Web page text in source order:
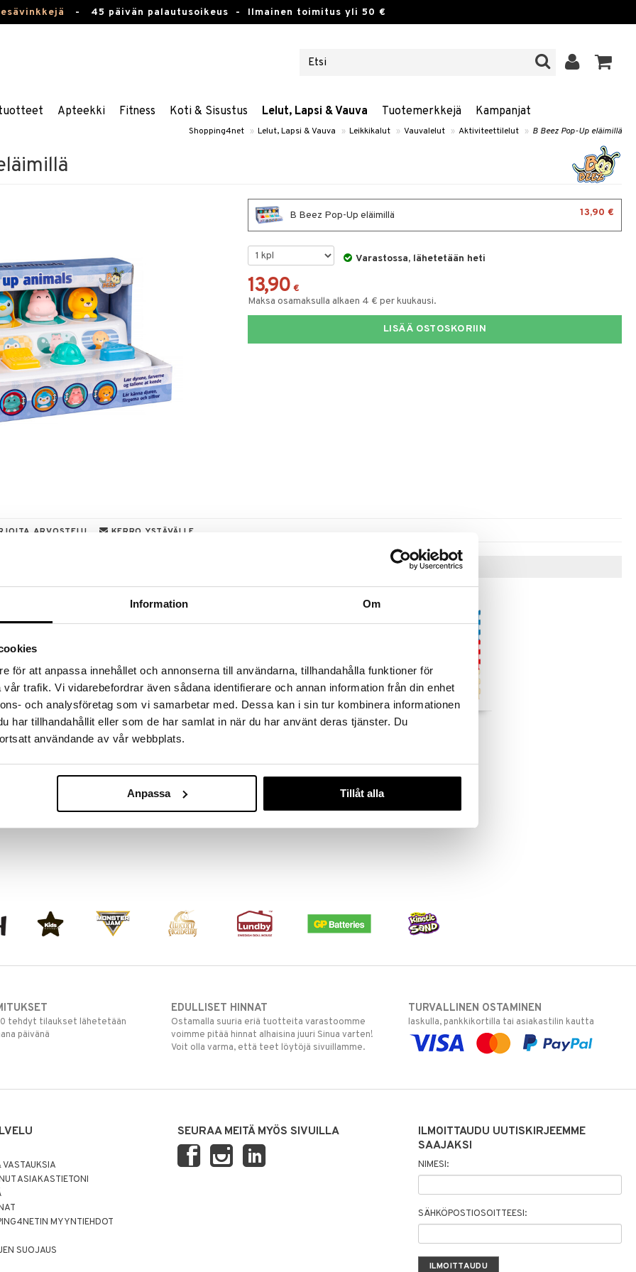
Information Om
för att anpassa innehållet och annonserna till användarna, tillhandahålla funktioner för
trafik. Vi vidarebefordrar även sådana identifierare och annan information från din enhet
och analysföretag som vi samarbetar med. Dessa kan i sin tur kombinera informationen
har tillhandahållit eller som de har samlat in när du har använt deras tjänster. Du
användande av vår webbplats.
Anpassa Tillåt alla
- 45 päivän palautusoikeus - Ilmainen toimitus yli 50 €
Apteekki Fitness Koti & Sisustus Lelut, Lapsi & Vauva Tuotemerkkejä Kampanjat
Shopping4net » Lelut, Lapsi & Vauva » Leikkikalut » Vauvalelut » Aktiviteettilelut » B Beez Pop-Up eläimillä
B Beez Pop-Up eläimillä 13,90 €
Varastossa, lähetetään heti
13,90 €
Maksa osamaksulla alkaen 4 € per kuukausi.
LISÄÄ OSTOSKORIIN
ARVOSTELU KERRO YSTÄVÄLLE
löydöt kotiin!
suuren valikoiman jännittäviä tuotteita
voivat päästä loppumaan!
ale-löydöt »
tämän klassisen pop-up-lelun avulla, joka on
lapsen motoristen taitojen kehitystä ja
Vinkkejä sinulle
B Beez Lattiamatot
15,90
B Beez Lattiapalapeli
15,90
tehdyt tilaukset lähetetään
päivänä
EDULLISET HINNAT
Ostamalla suuria eriä tuotteita varastoomme
voimme pitää hinnat alhaisina juuri Sinua varten!
Voit olla varma, että teet löytöjä sivuillamme.
TURVALLINEN OSTAMINEN
laskulla, pankkikortilla tai asiakastilin kautta
ASIAKASTIETONI
MYYNTIEHDOT
SUOJAUS
SEURAA MEITÄ MYÖS SIVUILLA
ILMOITTAUDU UUTISKIRJEEMME
SAAJAKSI
NIMESI:
SÄHKÖPOSTIOSOITTEESI: